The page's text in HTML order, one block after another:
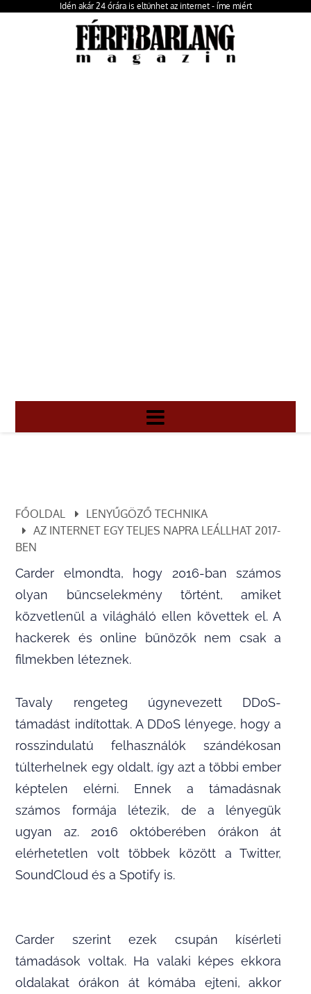
Idén akár 24 órára is eltűnhet az internet - íme miért
FŐOLDAL
LENYŰGÖZŐ TECHNIKA
AZ INTERNET EGY TELJES NAPRA LEÁLLHAT 2017-
BEN
Carder elmondta, hogy 2016-ban számos
olyan bűncselekmény történt, amiket
közvetlenül a világháló ellen követtek el. A
hackerek és online bűnözők nem csak a
filmekben léteznek.
Tavaly rengeteg úgynevezett DDoS-
támadást indítottak. A DDoS lényege, hogy a
rosszindulatú felhasználók szándékosan
túlterhelnek egy oldalt, így azt a többi ember
képtelen elérni. Ennek a támadásnak
számos formája létezik, de a lényegük
ugyan az. 2016 októberében órákon át
elérhetetlen volt többek között a Twitter,
SoundCloud és a Spotify is.
Carder szerint ezek csupán kísérleti
támadások voltak. Ha valaki képes ekkora
oldalakat órákon át kómába ejteni, akkor